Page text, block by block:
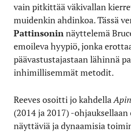
vain pitkittää väkivallan
muidenkin ahdinkoa. Tässä
Pattinsoninnäyttelemä
emoileva hyypiö, jonka
päävastustajastaan lähinnä
inhimillisemmät metodit.
Reeves osoitti jo kahdella
(2014 ja 2017) -ohjauksellaan
näyttäviä ja dynaamisia